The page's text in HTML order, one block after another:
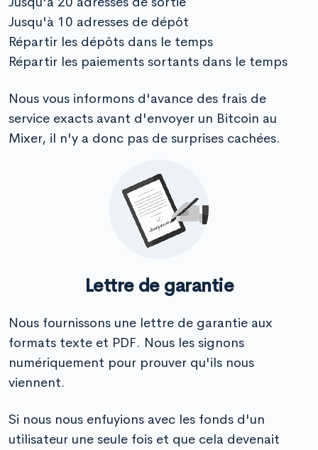
Jusqu'à 10 adresses de dépôt
Répartir les dépôts dans le temps
Répartir les paiements sortants dans le temps
Nous vous informons d'avance des frais de
service exacts avant d'envoyer un Bitcoin au
Mixer, il n'y a donc pas de surprises cachées.
Lettre de garantie
Nous fournissons une lettre de garantie aux
formats texte et PDF. Nous les signons
numériquement pour prouver qu'ils nous
viennent.
Si nous nous enfuyions avec les fonds d'un
utilisateur une seule fois et que cela devenait